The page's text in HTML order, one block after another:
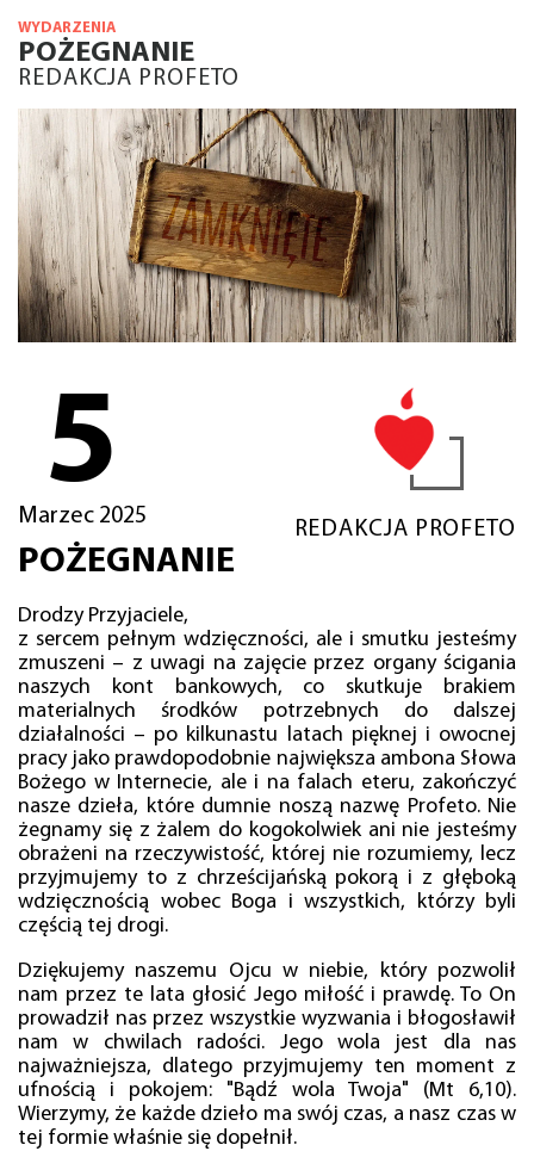
WYDARZENIA
POŻEGNANIE
REDAKCJA PROFETO
5
Marzec 2025
REDAKCJA PROFETO
POŻEGNANIE
Drodzy Przyjaciele,
z sercem pełnym wdzięczności, ale i smutku jesteśmy
zmuszeni – z uwagi na zajęcie przez organy ścigania
naszych kont bankowych, co skutkuje brakiem
materialnych środków potrzebnych do dalszej
działalności – po kilkunastu latach pięknej i owocnej
pracy jako prawdopodobnie największa ambona Słowa
Bożego w Internecie, ale i na falach eteru, zakończyć
nasze dzieła, które dumnie noszą nazwę Profeto. Nie
żegnamy się z żalem do kogokolwiek ani nie jesteśmy
obrażeni na rzeczywistość, której nie rozumiemy, lecz
przyjmujemy to z chrześcijańską pokorą i z głęboką
wdzięcznością wobec Boga i wszystkich, którzy byli
częścią tej drogi.
Dziękujemy naszemu Ojcu w niebie, który pozwolił
nam przez te lata głosić Jego miłość i prawdę. To On
prowadził nas przez wszystkie wyzwania i błogosławił
nam w chwilach radości. Jego wola jest dla nas
najważniejsza, dlatego przyjmujemy ten moment z
ufnością i pokojem: "Bądź wola Twoja" (Mt 6,10).
Wierzymy, że każde dzieło ma swój czas, a nasz czas w
tej formie właśnie się dopełnił.